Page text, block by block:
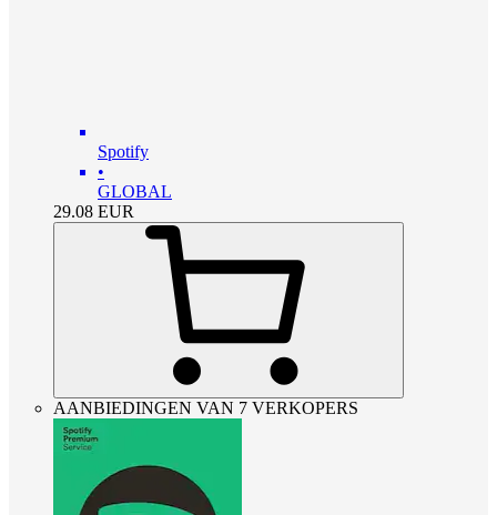
Spotify
•
GLOBAL
29.08 EUR
AANBIEDINGEN VAN 7 VERKOPERS